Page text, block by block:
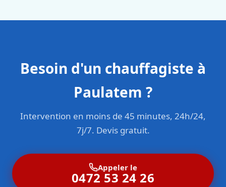
Besoin d'un chauffagiste à
Paulatem ?
Intervention en moins de 45 minutes, 24h/24,
7j/7. Devis gratuit.
Appeler le
0472 53 24 26